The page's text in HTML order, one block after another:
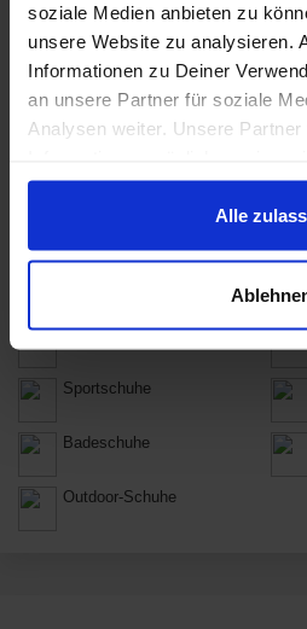
soziale Medien anbieten zu
unsere Website zu analysieren.
Informationen zu Deiner
an unsere Partner für soziale
Analysen weiter. Unsere Partner
zusammen, die Du ihnen
im Rahmen Deiner Nutzung der
haben.
Alle
DEICHMANN verkauft Produkte aus
Schuhe
Schuhzubehör & Pflege
Sportschuhe
Badeschuhe
Outdoor-Schuhe